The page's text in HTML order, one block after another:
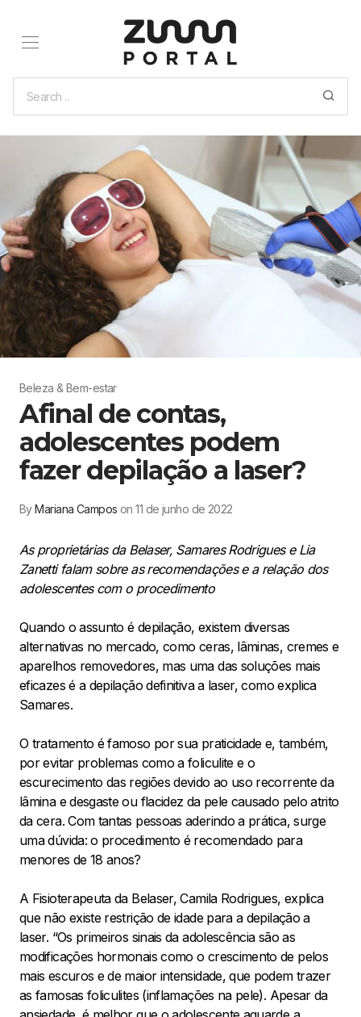
Beleza & Bem-estar
Afinal de contas,
adolescentes podem
fazer depilação a laser?
ByMariana Campos on 11 de junho de 2022
As proprietárias da Belaser, Samares Rodrigues e Lia
Zanetti falam sobre as recomendações e a relação dos
adolescentes com o procedimento
Quando o assunto é depilação, existem diversas
alternativas no mercado, como ceras, lâminas, cremes e
aparelhos removedores, mas uma das soluções mais
eficazes é a depilação definitiva a laser, como explica
Samares.
O tratamento é famoso por sua praticidade e, também,
por evitar problemas como a foliculite e o
escurecimento das regiões devido ao uso recorrente da
lâmina e desgaste ou flacidez da pele causado pelo atrito
da cera. Com tantas pessoas aderindo a prática, surge
uma dúvida: o procedimento é recomendado para
menores de 18 anos?
A Fisioterapeuta da Belaser, Camila Rodrigues, explica
que não existe restrição de idade para a depilação a
laser. “Os primeiros sinais da adolescência são as
modificações hormonais como o crescimento de pelos
mais escuros e de maior intensidade, que podem trazer
as famosas foliculites (inflamações na pele). Apesar da